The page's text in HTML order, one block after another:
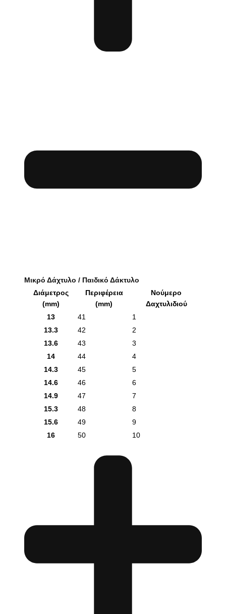
Μικρό Δάχτυλο / Παιδικό Δάκτυλο
Διάμετρος
(mm)
Περιφέρεια
(mm)
Νούμερο
Δαχτυλιδιού
13
41
1
13.3
42
2
13.6
43
3
14
44
4
14.3
45
5
14.6
46
6
14.9
47
7
15.3
48
8
15.6
49
9
16
50 10